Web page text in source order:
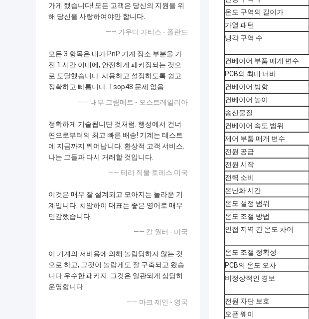
가게 했습니다! 모든 고객은 당신의 지원을 위
해 당신을 사랑하여야만 합니다.
—— 가우디 가티스 - 폴란드
모든 3 항목은 내가 PnP 기계 장소 부분을 가
진 1 시간 이내에, 안전하게 패키징되는 것으
로 도달했습니다. 사용하고 설정하도록 쉽고
정확하고 빠릅니다. Tsop48 문제 없음.
—— 내부 그림메트 - 오스트레일리아
정확하게 기술됩니단 것처럼. 행성에서 건너
편으로부터의 최고 빠른 배송! 기계는 테스트
에 지금까지 뛰어납니다. 환상적 고객 서비스.
나는 그들과 다시 거래할 것입니다.
—— 테리 직물 토레스 미국
이것은 매우 잘 설계되고 모아지는 놀라운 기
계입니다. 치암하이 대표는 좋은 영어로 매우
민감했습니다.
—— 칼 월터 - 미국
이 기계의 저비용에 의해 놀림당하지 않는 것
으로 하고, 그것이 놀랍게도 잘 구축되고 왔습
니다 우수한 패키지. 그것은 일관되게 상당히
운영합니다.
—— 마크 제인 - 영국
온도 구역의 길이가
가열 패턴
냉각 구역 수
컨베이어 부품 매개 변수
PCB의 최대 너비
컨베이어 방향
컨베이어 높이
송신물질
컨베이어 속도 범위
제어 부품 매개 변수
전원 공급
전원 시작
전력 소비
온난화 시간
온도 설정 범위
온도 조절 방법
인접 지역 간 온도 차이
온도 조절 정확성
PCB의 온도 오차
비정상적인 경보
전원 차단 보호
오픈 웨이